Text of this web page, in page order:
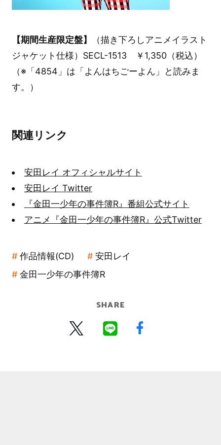
【期間生産限定盤】
（描き下ろしアニメイラスト
ジャケット仕様）SECL-1513 ￥1,350（税込）
（※「4854」は「よんはちごーよん」と読みま
す。）
関連リンク
安田レイ オフィシャルサイト
安田レイ Twitter
『金田一少年の事件簿R』番組公式サイト
アニメ『金田一少年の事件簿R』公式Twitter
作品情報(CD)
安田レイ
金田一少年の事件簿R
SHARE